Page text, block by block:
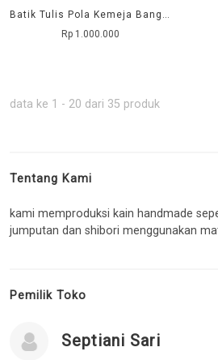
Batik Tulis Pola Kemeja Bangau
Rp 1.000.000
data ke 1 - 20 dari 35 produk
Tentang Kami
kami memproduksi kain handmade
jumputan dan shibori menggunakan
Pemilik Toko
Septiani Sari